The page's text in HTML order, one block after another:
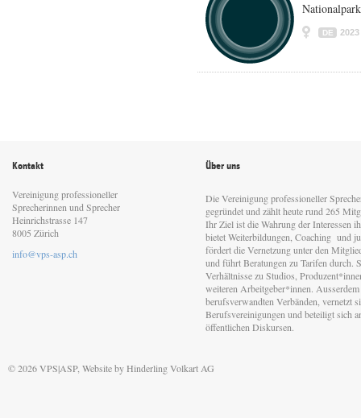
DE 2023
Kontakt
Vereinigung professioneller
Sprecherinnen und Sprecher
Heinrichstrasse 147
8005 Zürich
info@vps-asp.ch
Über uns
Die Vereinigung professioneller
gegründet und zählt heute rund 265
Ihr Ziel ist die Wahrung der Interessen
bietet Weiterbildungen, Coaching und
fördert die Vernetzung unter den
und führt Beratungen zu Tarifen durch.
Verhältnisse zu Studios,
weiteren Arbeitgeber*innen.
berufsverwandten Verbänden, vernetzt
Berufsvereinigungen und beteiligt sich
öffentlichen Diskursen.
© 2026 VPS|ASP, Website byHinderling Volkart AG